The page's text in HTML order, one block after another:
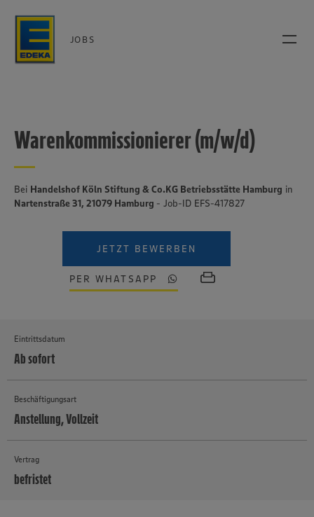
JOBS
Warenkommissionierer (m/w/d)
Bei Handelshof Köln Stiftung & Co.KG Betriebsstätte Hamburg in
Nartenstraße 31, 21079 Hamburg - Job-ID EFS-417827
JETZT BEWERBEN
PER WHATSAPP
Eintrittsdatum
Ab sofort
Beschäftigungsart
Anstellung, Vollzeit
Vertrag
befristet